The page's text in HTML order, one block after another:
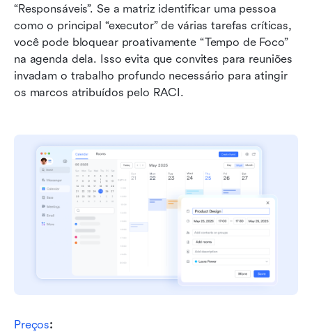
“Responsáveis”. Se a matriz identificar uma pessoa
como o principal “executor” de várias tarefas críticas,
você pode bloquear proativamente “Tempo de Foco”
na agenda dela. Isso evita que convites para reuniões
invadam o trabalho profundo necessário para atingir
os marcos atribuídos pelo RACI.
Preços: